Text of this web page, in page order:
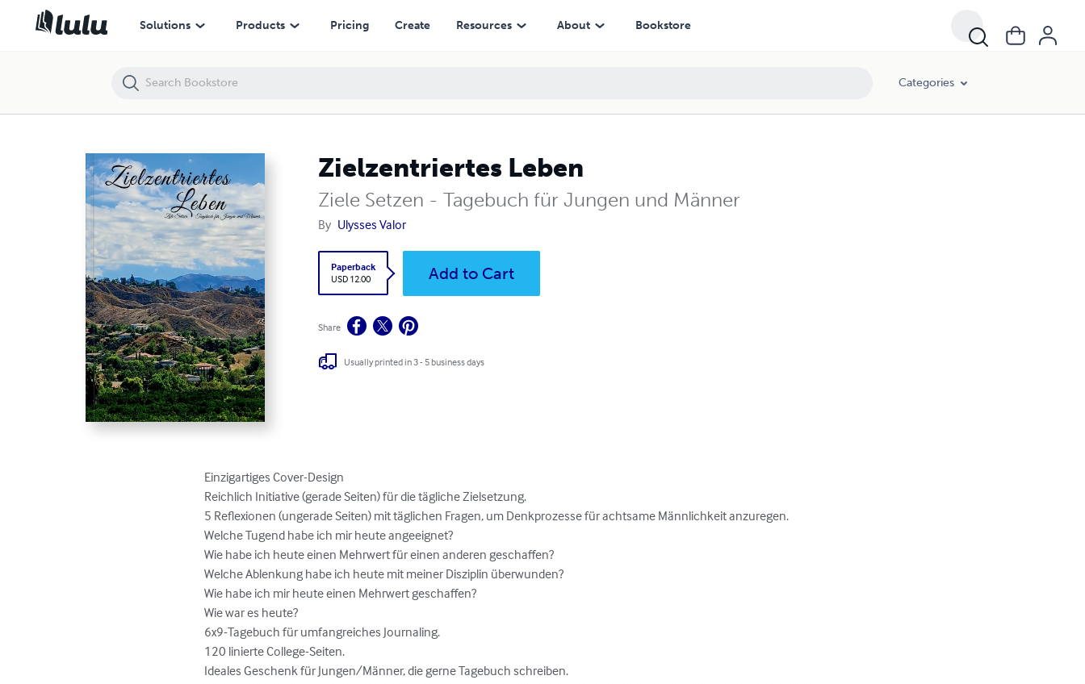
Solutions Products Pricing Create Resources About Bookstore
Categories
Zielzentriertes Leben
Ziele Setzen - Tagebuch für Jungen und Männer
By Ulysses Valor
Paperback
USD 12.00
Add to Cart
Share
Usually printed in 3 - 5 business days
Einzigartiges Cover-Design
Reichlich Initiative (gerade Seiten) für die tägliche Zielsetzung.
5 Reflexionen (ungerade Seiten) mit täglichen Fragen, um Denkprozesse für achtsame Männlichkeit anzuregen.
Welche Tugend habe ich mir heute angeeignet?
Wie habe ich heute einen Mehrwert für einen anderen geschaffen?
Welche Ablenkung habe ich heute mit meiner Disziplin überwunden?
Wie habe ich mir heute einen Mehrwert geschaffen?
Wie war es heute?
6x9-Tagebuch für umfangreiches Journaling.
120 linierte College-Seiten.
Ideales Geschenk für Jungen/Männer, die gerne Tagebuch schreiben.
Zielzentriertes Leben